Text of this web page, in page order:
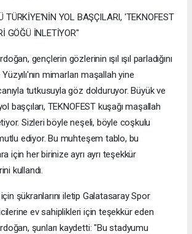
TÜRKİYE'NİN YOL BAŞÇILARI, 'TEKNOFEST
GÖĞÜ İNLETİYOR"
gençlerin gözlerinin ışıl ışıl parladığını
mimarları maşallah yine
tutkusuyla göz dolduruyor. Büyük ve
başçıları, TEKNOFEST kuşağı maşallah
Sizleri böyle neşeli, böyle coşkulu
ediyor. Bu muhteşem tablo, bu
için her birinize ayrı ayrı teşekkür
kullandı.
şükranlarını iletip Galatasaray Spor
ev sahiplikleri için teşekkür eden
şunları kaydetti: "Bu stadyumu